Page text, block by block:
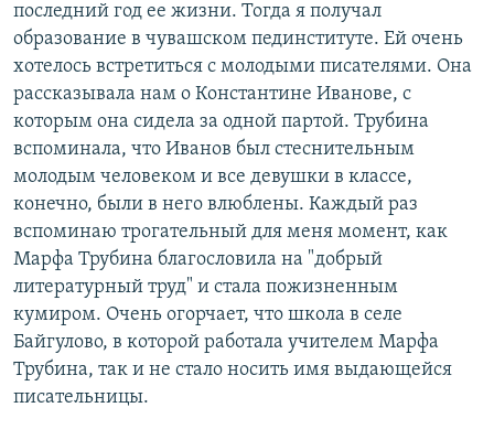
последний год ее жизни. Тогда я получал
образование в чувашском пединституте. Ей очень
хотелось встретиться с молодыми писателями. Она
рассказывала нам о Константине Иванове, с
которым она сидела за одной партой. Трубина
вспоминала, что Иванов был стеснительным
молодым человеком и все девушки в классе,
конечно, были в него влюблены. Каждый раз
вспоминаю трогательный для меня момент, как
Марфа Трубина благословила на "добрый
литературный труд" и стала пожизненным
кумиром. Очень огорчает, что школа в селе
Байгулово, в которой работала учителем Марфа
Трубина, так и не стало носить имя выдающейся
писательницы.